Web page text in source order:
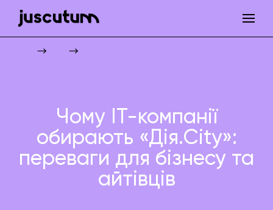
Чому ІТ-компанії
обирають «Дія.City»:
переваги для бізнесу та
айтівців